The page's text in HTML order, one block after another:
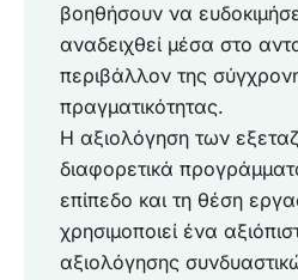
βοηθήσουν να
αναδειχθεί μέσα στο
περιβάλλον της
πραγματικότητας.
Η αξιολόγηση των
διαφορετικά
επίπεδο και τη θέση
χρησιμοποιεί ένα
αξιολόγησης